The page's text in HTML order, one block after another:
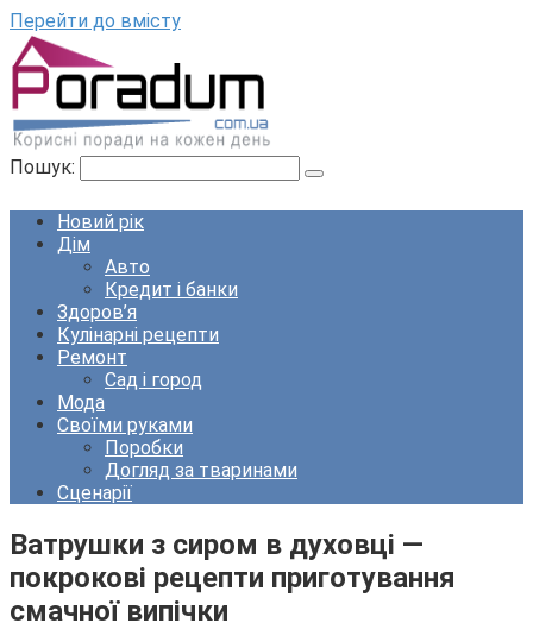
Перейти до вмісту
Пошук:
Новий рік
Дім
Авто
Кредит і банки
Здоров’я
Кулінарні рецепти
Ремонт
Сад і город
Мода
Своїми руками
Поробки
Догляд за тваринами
Сценарії
Ватрушки з сиром в духовці —
покрокові рецепти приготування
смачної випічки